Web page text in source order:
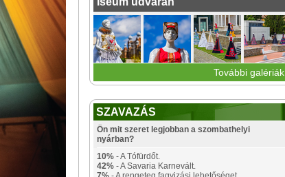
További galériák
SZAVAZÁS
Ön mit szeret legjobban a szombathelyi
nyárban?
10% - A Tófürdőt.
42% - A Savaria Karnevált.